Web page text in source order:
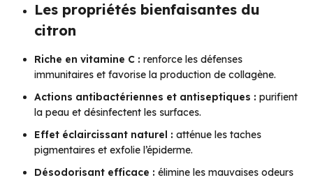
Les propriétés bienfaisantes du
citron
Riche en vitamine C : renforce les défenses
immunitaires et favorise la production de collagène.
Actions antibactériennes et antiseptiques : purifient
la peau et désinfectent les surfaces.
Effet éclaircissant naturel : atténue les taches
pigmentaires et exfolie l’épiderme.
Désodorisant efficace : élimine les mauvaises odeurs